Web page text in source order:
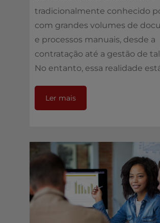
tradicionalmente conhecido
com grandes volumes de
e processos manuais, desde a
contratação até a gestão de
No entanto, essa realidade
Ler mais